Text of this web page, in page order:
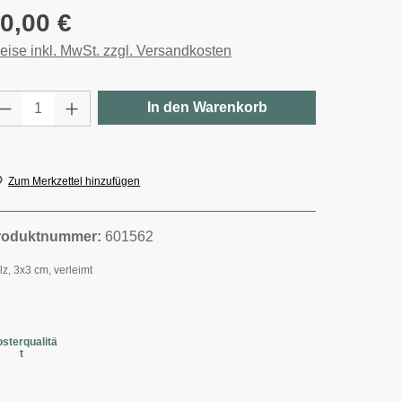
Preis:
€
inkl. MwSt. zzgl. Versandkosten
Anzahl: Gib den gewünschten
In den Warenkorb
Zum Merkzettel hinzufügen
601562
3x3 cm, verleimt
t